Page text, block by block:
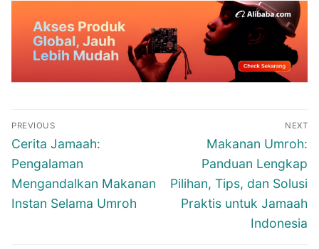
Post
navigation
PREVIOUS
Previous
post:
Cerita Jamaah:
Pengalaman
Mengandalkan Makanan
Instan Selama Umroh
NEXT
Next
post:
Makanan Umroh:
Panduan Lengkap
Pilihan, Tips, dan Solusi
Praktis untuk Jamaah
Indonesia